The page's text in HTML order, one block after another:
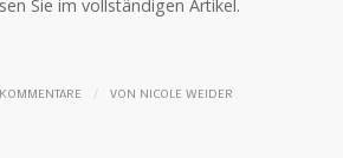
Sie im vollständigen Artikel.
/ VON NICOLE WEIDER